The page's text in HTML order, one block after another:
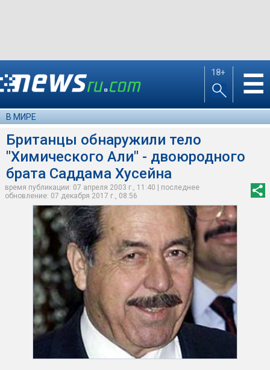
18+ ☰
В МИРЕ
Британцы обнаружили тело
"Химического Али" - двоюродного
брата Саддама Хусейна
время публикации: 07 апреля 2003 г., 11:40 | последнее
обновление: 07 декабря 2017 г., 08:56